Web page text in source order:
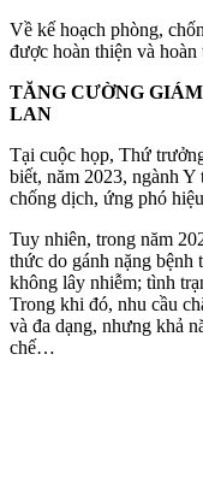
Về kế hoạch phòng,
được hoàn thiện và hoàn
TĂNG CƯỜNG
LAN
Tại cuộc họp, Thứ
biết, năm 2023, ngành
chống dịch, ứng phó
Tuy nhiên, trong năm
thức do gánh nặng bệnh
không lây nhiễm; tình
Trong khi đó, nhu cầu
và đa dạng, nhưng khả
chế…